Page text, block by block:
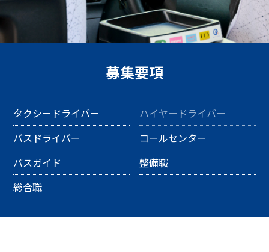
募集要項
タクシードライバー
ハイヤードライバー
バスドライバー
コールセンター
バスガイド
整備職
総合職